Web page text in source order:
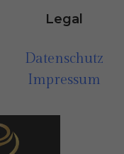
Legal
Datenschutz
Impressum